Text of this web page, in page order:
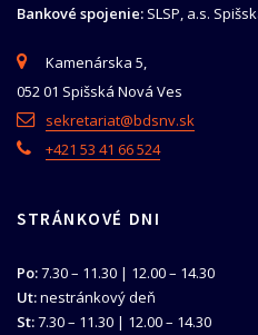
Bankové spojenie: SLSP, a.s.
Kamenárska 5,
052 01 Spišská Nová Ves
sekretariat@bdsnv.sk
+421 53 41 66 524
STRÁNKOVÉ DNI
Po:7.30 – 11.30 | 12.00 – 14.30
Ut:nestránkový deň
St:7.30 – 11.30 | 12.00 – 14.30